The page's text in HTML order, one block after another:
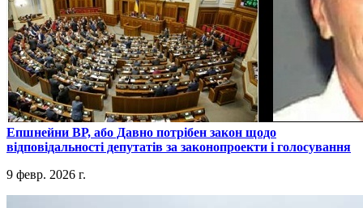
​Епшнейни ВР, або Давно потрібен закон щодо
відповідальності депутатів за законопроекти і голосування
9 февр. 2026 г.